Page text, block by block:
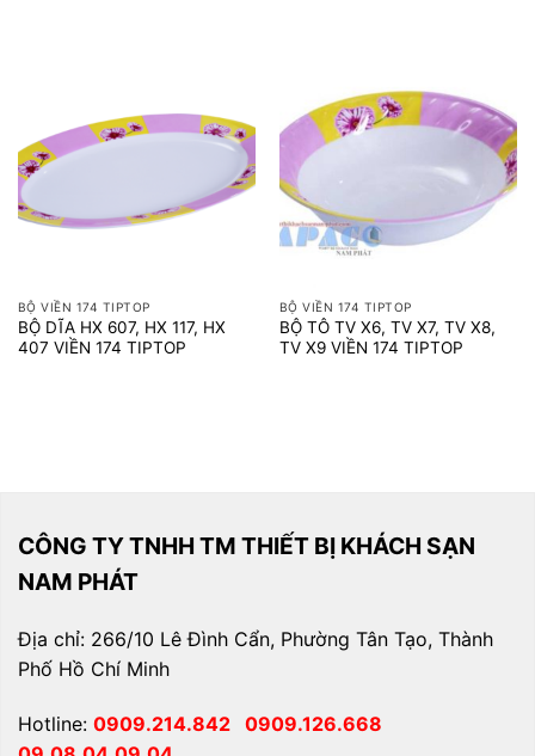
BỘ VIỀN 174 TIPTOP
BỘ DĨA HX 607, HX 117, HX
407 VIỀN 174 TIPTOP
BỘ VIỀN 174 TIPTOP
BỘ TÔ TV X6, TV X7, TV X8,
TV X9 VIỀN 174 TIPTOP
CÔNG TY TNHH TM THIẾT BỊ KHÁCH SẠN
NAM PHÁT
Địa chỉ: 266/10 Lê Đình Cẩn, Phường Tân Tạo, Thành
Phố Hồ Chí Minh
Hotline: 0909.214.842 0909.126.668